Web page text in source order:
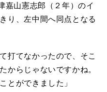
嘉山憲志郎（２年）のイ
り、左中間へ同点となる
打てなかったので、そこ
からじゃないですかね。
とができました」